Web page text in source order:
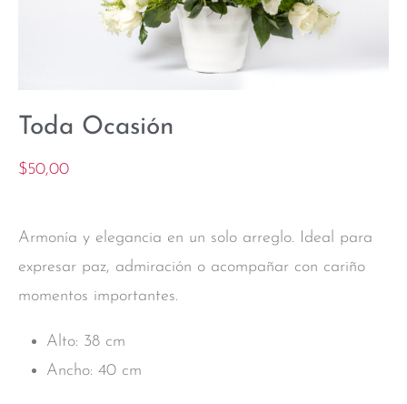
Toda Ocasión
$50,00
Armonía y elegancia en un solo arreglo. Ideal para
expresar paz, admiración o acompañar con cariño
momentos importantes.
Alto: 38 cm
Ancho: 40 cm